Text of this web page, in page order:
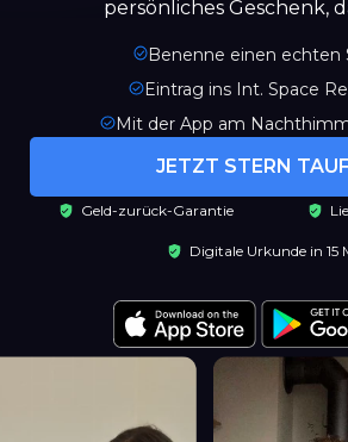
persönliches Geschenk,
Benenne einen echten
Eintrag ins Int. Space
Mit der App am
JETZT STERN
Geld-zurück-Garantie
Digitale Urkunde in 15